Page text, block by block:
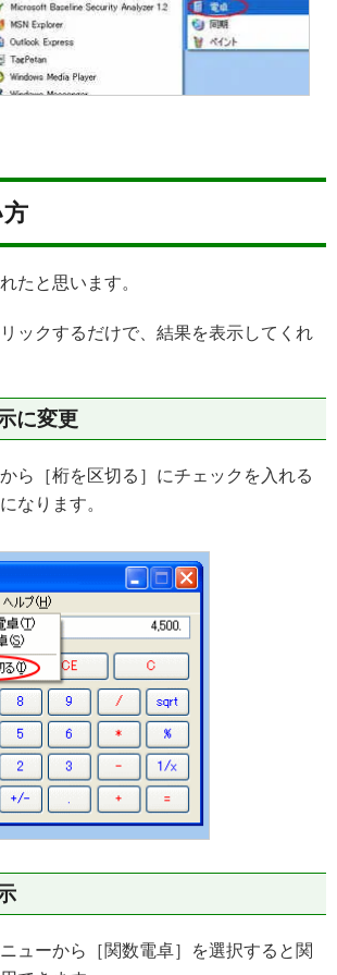
たと思います。
ックするだけで、結果を表示してくれ
に変更
ら［桁を区切る］にチェックを入れる
なります。
ューから［関数電卓］を選択すると関